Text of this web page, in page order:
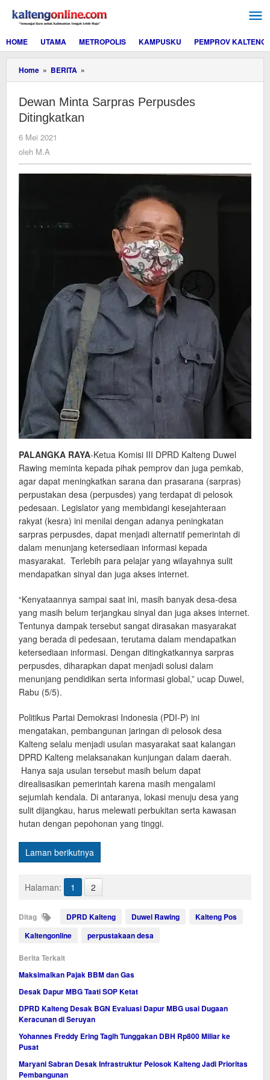
konten
HOME
UTAMA METROPOLIS KAMPUSKU PEMPROV KALTENG
Home » BERITA »
Minta
Perpusdes
Dewan Minta Sarpras Perpusdes
Ditingkatkan
6 Mei 2021
oleh M.A
PALANGKA RAYA-Ketua Komisi III DPRD Kalteng Duwel
Rawing meminta kepada pihak pemprov dan juga pemkab,
agar dapat meningkatkan sarana dan prasarana (sarpras)
perpustakan desa (perpusdes) yang terdapat di pelosok
pedesaan. Legislator yang membidangi kesejahteraan
rakyat (kesra) ini menilai dengan adanya peningkatan
sarpras perpusdes, dapat menjadi alternatif pemerintah di
dalam menunjang ketersediaan informasi kepada
masyarakat. Terlebih para pelajar yang wilayahnya sulit
mendapatkan sinyal dan juga akses internet.
“Kenyataannya sampai saat ini, masih banyak desa-desa
yang masih belum terjangkau sinyal dan juga akses internet.
Tentunya dampak tersebut sangat dirasakan masyarakat
yang berada di pedesaan, terutama dalam mendapatkan
ketersediaan informasi. Dengan ditingkatkannya sarpras
perpusdes, diharapkan dapat menjadi solusi dalam
menunjang pendidikan serta informasi global,” ucap Duwel,
Rabu (5/5).
Politikus Partai Demokrasi Indonesia (PDI-P) ini
mengatakan, pembangunan jaringan di pelosok desa
Kalteng selalu menjadi usulan masyarakat saat kalangan
DPRD Kalteng melaksanakan kunjungan dalam daerah.
Hanya saja usulan tersebut masih belum dapat
direalisasikan pemerintah karena masih mengalami
sejumlah kendala. Di antaranya, lokasi menuju desa yang
sulit dijangkau, harus melewati perbukitan serta kawasan
hutan dengan pepohonan yang tinggi.
Laman berikutnya
Halaman: 1 2
Ditag DPRD Kalteng Duwel Rawing
Kalteng Pos
Kaltengonline
perpustakaan desa
Berita Terkait
Maksimalkan Pajak BBM dan Gas
Desak Dapur MBG Taati SOP Ketat
DPRD Kalteng Desak BGN Evaluasi Dapur MBG usai Dugaan
Keracunan di Seruyan
Yohannes Freddy Ering Tagih Tunggakan DBH Rp800 Miliar ke
Pusat
Maryani Sabran Desak Infrastruktur Pelosok Kalteng Jadi Prioritas
Pembangunan